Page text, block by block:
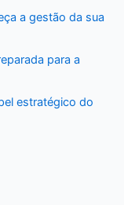
a gestão da sua
para a
estratégico do